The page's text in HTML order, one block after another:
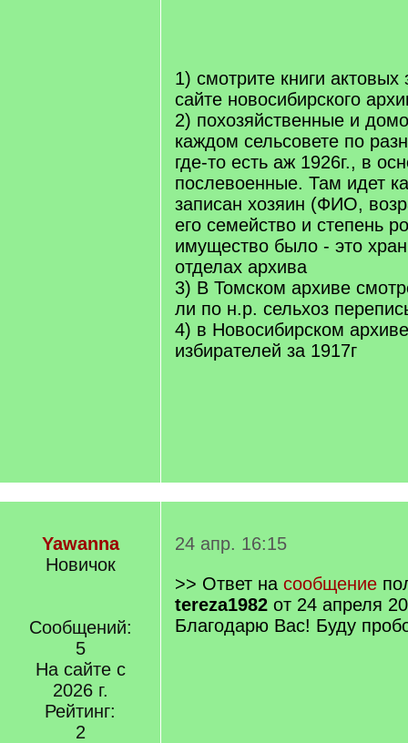
1) смотрите книги актовых
сайте новосибирского
2) похозяйственные и
каждом сельсовете по
где-то есть аж 1926г., в
послевоенные. Там идет
записан хозяин (ФИО,
его семейство и степень
имущество было - это
отделах архива
3) В Томском архиве
ли по н.р. сельхоз
4) в Новосибирском
избирателей за 1917г
Yawanna
Новичок
Сообщений:
5
На сайте с
2026 г.
Рейтинг:
2
24 апр. 16:15
>> Ответ на сообщение
tereza1982 от 24 апреля
Благодарю Вас! Буду